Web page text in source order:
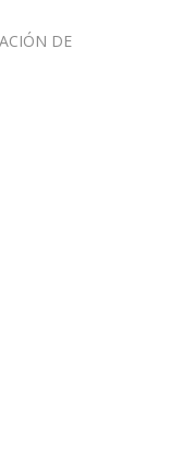
DE